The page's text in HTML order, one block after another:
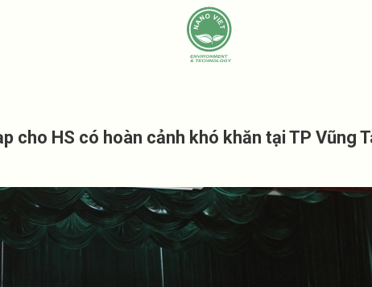
cho HS có hoàn cảnh khó khăn tại TP Vũng